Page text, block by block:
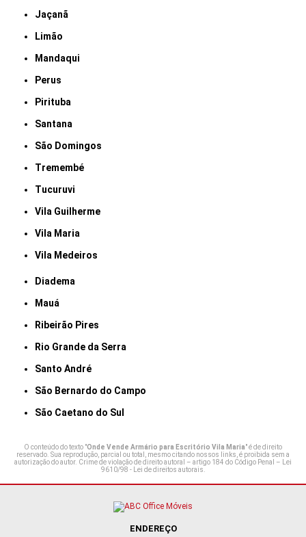
Jaçanã
Limão
Mandaqui
Perus
Pirituba
Santana
São Domingos
Tremembé
Tucuruvi
Vila Guilherme
Vila Maria
Vila Medeiros
Diadema
Mauá
Ribeirão Pires
Rio Grande da Serra
Santo André
São Bernardo do Campo
São Caetano do Sul
O conteúdo do texto "Onde Vende Armário para Escritório Vila Maria" é de direito
reservado. Sua reprodução, parcial ou total, mesmo citando nossos links, é proibida sem a
autorização do autor. Crime de violação de direito autoral – artigo 184 do Código Penal – Lei
9610/98 - Lei de direitos autorais.
ENDEREÇO